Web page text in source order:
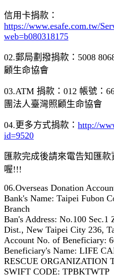
信用卡捐款：
https://www.esafe.com.tw/
web=b080318175
02.郵局劃撥捐款：5008
顧生命協會
03.ATM 捐款：012 帳號：
團法人臺灣照顧生命協會
04.更多方式捐款： http://
id=9520
匯款完成後請來電告知匯
喔!!!
06.Overseas Donation
Bank's Name: Taipei Fubon
Branch
Ban's Address: No.100 Sec.1
Dist., New Taipei City 236,
Account No. of Beneficiary:
Beneficiary's Name: LIFE
RESCUE ORGANIZATION
SWIFT CODE: TPBKTWTP